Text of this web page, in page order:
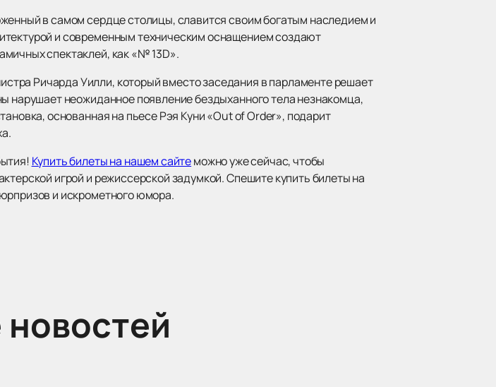
в самом сердце столицы, славится своим богатым наследием и
и современным техническим оснащением создают
спектаклей, как «№ 13D».
Ричарда Уилли, который вместо заседания в парламенте решает
нарушает неожиданное появление бездыханного тела незнакомца,
основанная на пьесе Рэя Куни «Out of Order», подарит
Купить билеты на нашем сайтеможно уже сейчас, чтобы
игрой и режиссерской задумкой. Спешите купить билеты на
и искрометного юмора.